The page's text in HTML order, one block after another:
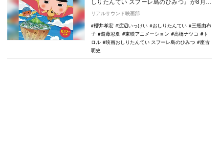
13日より公開されることが決定し、あわせ
てティザ…
リアルサウンド映画部
櫻井孝宏
渡辺いっけい おしりたんてい
三瓶由布
子
齋藤彩夏 東映アニメーション 高橋ナツコ
ト
ロル
映画おしりたんてい スフーレ島のひみつ
座古
明史